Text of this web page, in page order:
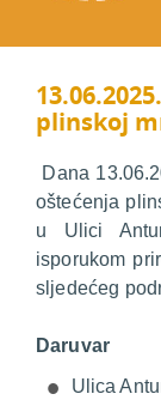
plinskoj
Dana
oštećenja
u Ulici
isporukom
sljedećeg
Daruvar
Ulica